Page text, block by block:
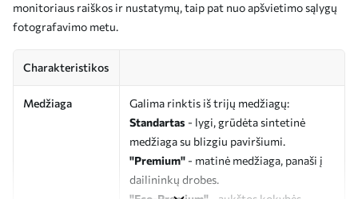
monitoriaus raiškos ir nustatymų, taip pat nuo apšvietimo sąlygų
fotografavimo metu.
Charakteristikos
Medžiaga
Galima rinktis iš trijų medžiagų:
Standartas - lygi, grūdėta sintetinė
medžiaga su blizgiu paviršiumi.
"Premium" - matinė medžiaga, panaši į
dailininkų drobes.